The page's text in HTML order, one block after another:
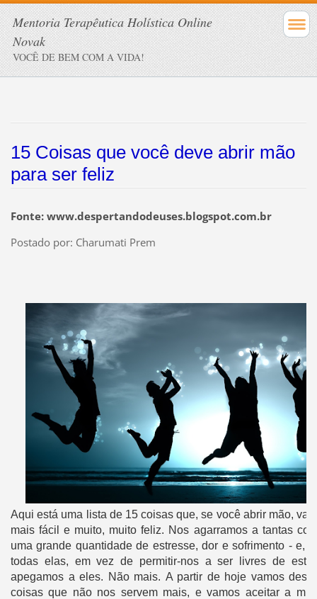
Mentoria Terapêutica Holística Online
Novak
VOCÊ DE BEM COM A VIDA!
15 Coisas que você deve abrir mão
para ser feliz
Fonte: www.despertandodeuses.blogspot.com.br
Postado por: Charumati Prem
Aqui está uma lista de 15 coisas que, se você abrir mão, vai
mais fácil e muito, muito feliz. Nos agarramos a tantas
uma grande quantidade de estresse, dor e sofrimento - e,
todas elas, em vez de permitir-nos a ser livres de
apegamos a eles. Não mais. A partir de hoje vamos
coisas que não nos servem mais, e vamos aceitar a